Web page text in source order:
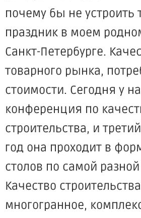
почему бы не устроить
праздник в моем
Санкт-Петербурге.
товарного рынка,
стоимости. Сегодня у
конференция по
строительства, и третий
год она проходит в
столов по самой
Качество
многогранное,